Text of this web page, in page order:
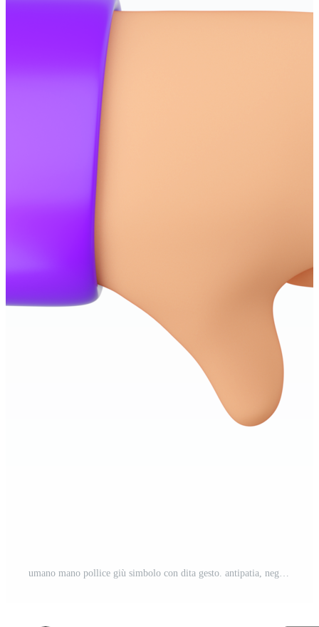
umano mano pollice giù simbolo con dita gesto. antipatia, negativo, cattivo risposta o disaccordo concetto. realistico 3d alto qualità rendere isolato PNG Gratuito